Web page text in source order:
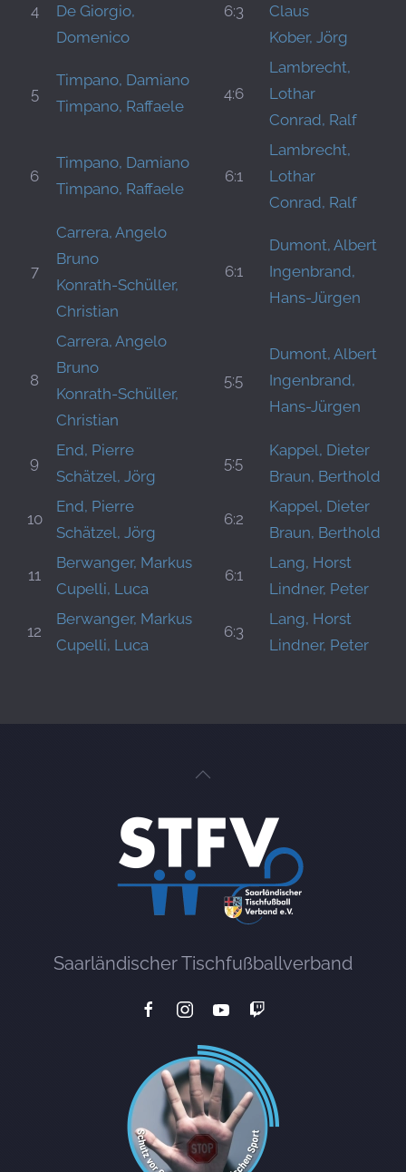
4
De Giorgio,
Domenico
6:3
Claus
Kober, Jörg
5
Timpano, Damiano
Timpano, Raffaele
4:6
Lambrecht,
Lothar
Conrad, Ralf
6
Timpano, Damiano
Timpano, Raffaele
6:1
Lambrecht,
Lothar
Conrad, Ralf
7
Carrera, Angelo
Bruno
Konrath-Schüller,
Christian
6:1
Dumont, Albert
Ingenbrand,
Hans-Jürgen
8
Carrera, Angelo
Bruno
Konrath-Schüller,
Christian
5:5
Dumont, Albert
Ingenbrand,
Hans-Jürgen
9
End, Pierre
Schätzel, Jörg
5:5
Kappel, Dieter
Braun, Berthold
10
End, Pierre
Schätzel, Jörg
6:2
Kappel, Dieter
Braun, Berthold
11
Berwanger, Markus
Cupelli, Luca
6:1
Lang, Horst
Lindner, Peter
12
Berwanger, Markus
Cupelli, Luca
6:3
Lang, Horst
Lindner, Peter
Saarländischer Tischfußballverband